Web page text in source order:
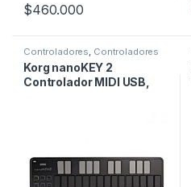
$460.000
Controladores Controladores
Korg nanoKEY 2
Controlador MIDI USB,